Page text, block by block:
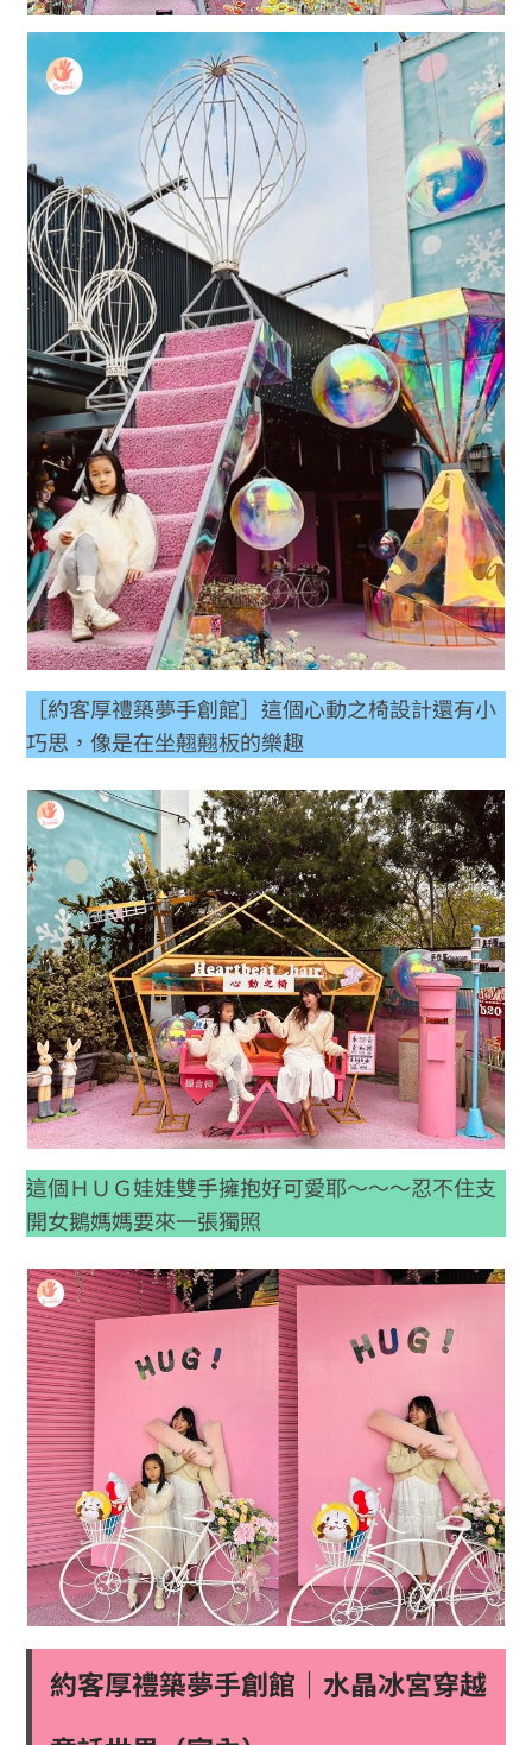
［約客厚禮築夢手創館］這個心動之椅設計還有小
巧思，像是在坐翹翹板的樂趣
這個ＨＵＧ娃娃雙手擁抱好可愛耶～～～忍不住支
開女鵝媽媽要來一張獨照
約客厚禮築夢手創館｜水晶冰宮穿越